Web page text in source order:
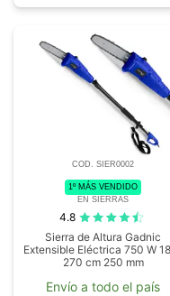
COD. SIER0002
1º MÁS VENDIDO
EN SIERRAS
4.8
Sierra de Altura Gadnic
Extensible Eléctrica 750 W
270 cm 250 mm
Envío a todo el país